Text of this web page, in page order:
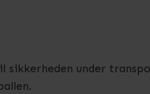
sikkerheden under